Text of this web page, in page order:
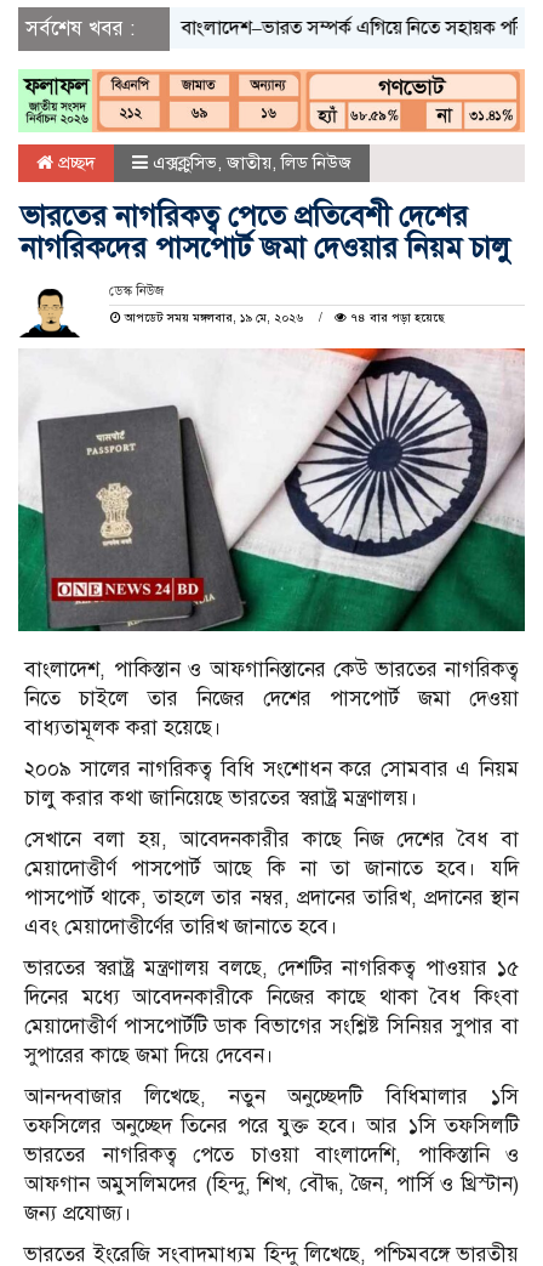
সর্বশেষ খবর :বাংলাদেশ–ভারত সম্পর্ক এগিয়ে নিতে সহায়ক পরিবেশ চায়
প্রচ্ছদ এক্সক্লুসিভ,জাতীয়,লিড নিউজ
ভারতের নাগরিকত্ব পেতে প্রতিবেশী দেশের
নাগরিকদের পাসপোর্ট জমা দেওয়ার নিয়ম চালু
ডেস্ক নিউজ
আপডেট সময় মঙ্গলবার, ১৯ মে, ২০২৬
৭৪ বার পড়া হয়েছে
বাংলাদেশ, পাকিস্তান ও আফগানিস্তানের কেউ ভারতের নাগরিকত্ব
নিতে চাইলে তার নিজের দেশের পাসপোর্ট জমা দেওয়া
বাধ্যতামূলক করা হয়েছে।
২০০৯ সালের নাগরিকত্ব বিধি সংশোধন করে সোমবার এ নিয়ম
চালু করার কথা জানিয়েছে ভারতের স্বরাষ্ট্র মন্ত্রণালয়।
সেখানে বলা হয়, আবেদনকারীর কাছে নিজ দেশের বৈধ বা
মেয়াদোত্তীর্ণ পাসপোর্ট আছে কি না তা জানাতে হবে। যদি
পাসপোর্ট থাকে, তাহলে তার নম্বর, প্রদানের তারিখ, প্রদানের স্থান
এবং মেয়াদোত্তীর্ণের তারিখ জানাতে হবে।
ভারতের স্বরাষ্ট্র মন্ত্রণালয় বলছে, দেশটির নাগরিকত্ব পাওয়ার ১৫
দিনের মধ্যে আবেদনকারীকে নিজের কাছে থাকা বৈধ কিংবা
মেয়াদোত্তীর্ণ পাসপোর্টটি ডাক বিভাগের সংশ্লিষ্ট সিনিয়র সুপার বা
সুপারের কাছে জমা দিয়ে দেবেন।
আনন্দবাজার লিখেছে, নতুন অনুচ্ছেদটি বিধিমালার ১সি
তফসিলের অনুচ্ছেদ তিনের পরে যুক্ত হবে। আর ১সি তফসিলটি
ভারতের নাগরিকত্ব পেতে চাওয়া বাংলাদেশি, পাকিস্তানি ও
আফগান অমুসলিমদের (হিন্দু, শিখ, বৌদ্ধ, জৈন, পার্সি ও খ্রিস্টান)
জন্য প্রযোজ্য।
ভারতের ইংরেজি সংবাদমাধ্যম হিন্দু লিখেছে, পশ্চিমবঙ্গে ভারতীয়